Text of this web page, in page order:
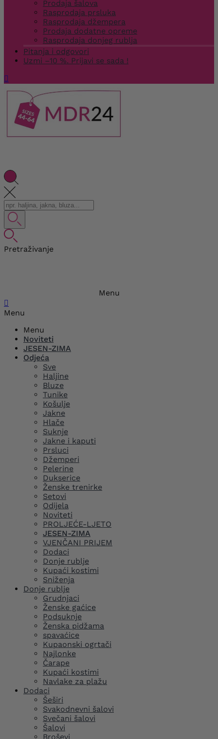
Prodaja šalova
Rasprodaja prsluka
Rasprodaja džempera
Prodaja dodatne opreme
Rasprodaja donjeg rublja
Pitanja i odgovori
Uzmi –10 %. Prijavi se sada !

Pretraživanje
Menu

Menu
Menu
Noviteti
JESEN-ZIMA
Odjeća
Sve
Haljine
Bluze
Tunike
Košulje
Jakne
Hlače
Suknje
Jakne i kaputi
Prsluci
Džemperi
Pelerine
Dukserice
Ženske trenirke
Setovi
Odijela
Noviteti
PROLJEĆE-LJETO
JESEN-ZIMA
VJENČANI PRIJEM
Dodaci
Donje rublje
Kupaći kostimi
Sniženja
Donje rublje
Grudnjaci
Ženske gaćice
Podsuknje
Ženska pidžama
spavaćice
Kupaonski ogrtači
Najlonke
Čarape
Kupaći kostimi
Navlake za plažu
Dodaci
Šeširi
Svakodnevni šalovi
Svečani šalovi
Šalovi
Broševi